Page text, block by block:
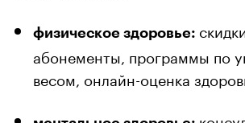
физическое здоровье:
абонементы, программы по
весом, онлайн-оценка